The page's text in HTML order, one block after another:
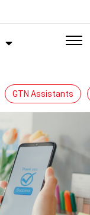
GTN Assistants